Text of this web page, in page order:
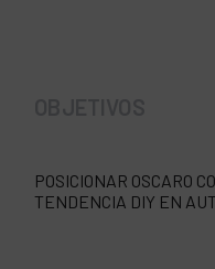
POSICIONAR OSCARO
TENDENCIA DIY EN